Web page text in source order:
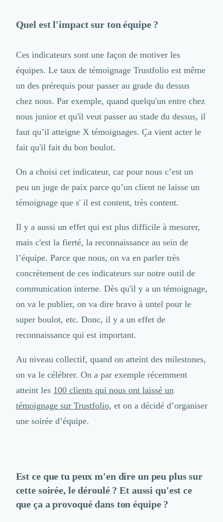
Quel est l'impact sur ton équipe ?
Ces indicateurs sont une façon de motiver les
équipes. Le taux de témoignage Trustfolio est même
un des prérequis pour passer au grade du dessus
chez nous. Par exemple, quand quelqu'un entre chez
nous junior et qu'il veut passer au stade du dessus, il
faut qu’il atteigne X témoignages. Ça vient acter le
fait qu'il fait du bon boulot.
On a choisi cet indicateur, car pour nous c’est un
peu un juge de paix parce qu’un client ne laisse un
témoignage que s' il est content, très content.
Il y a aussi un effet qui est plus difficile à mesurer,
mais c'est la fierté, la reconnaissance au sein de
l’équipe. Parce que nous, on va en parler très
concrètement de ces indicateurs sur notre outil de
communication interne. Dès qu'il y a un témoignage,
on va le publier, on va dire bravo à untel pour le
super boulot, etc. Donc, il y a un effet de
reconnaissance qui est important.
Au niveau collectif, quand on atteint des milestones,
on va le célébrer. On a par exemple récemment
atteint les 100 clients qui nous ont laissé un
témoignage sur Trustfolio, et on a décidé d’organiser
une soirée d’équipe.
Est ce que tu peux m'en dire un peu plus sur
cette soirée, le déroulé ? Et aussi qu'est ce
que ça a provoqué dans ton équipe ?